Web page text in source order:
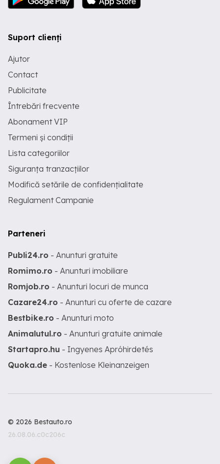
Suport clienți
Ajutor
Contact
Publicitate
Întrebări frecvente
Abonament VIP
Termeni și condiții
Lista categoriilor
Siguranța tranzacțiilor
Modifică setările de confidențialitate
Regulament Campanie
Parteneri
Publi24.ro - Anunturi gratuite
Romimo.ro - Anunturi imobiliare
Romjob.ro - Anunturi locuri de munca
Cazare24.ro - Anunturi cu oferte de cazare
Bestbike.ro - Anunturi moto
Animalutul.ro - Anunturi gratuite animale
Startapro.hu - Ingyenes Apróhirdetés
Quoka.de - Kostenlose Kleinanzeigen
© 2026 Bestauto.ro
26.08.06.c0c206c